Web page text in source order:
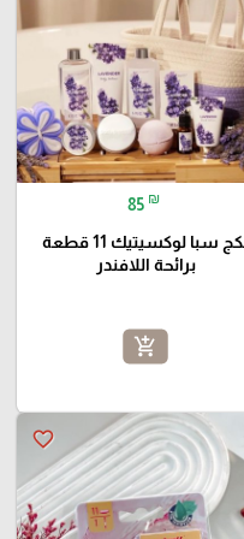
85 ₪
بكج سبا لوكسيتيك 11 قطعة
برائحة اللافندر
add_shopping_cart
favorite_border